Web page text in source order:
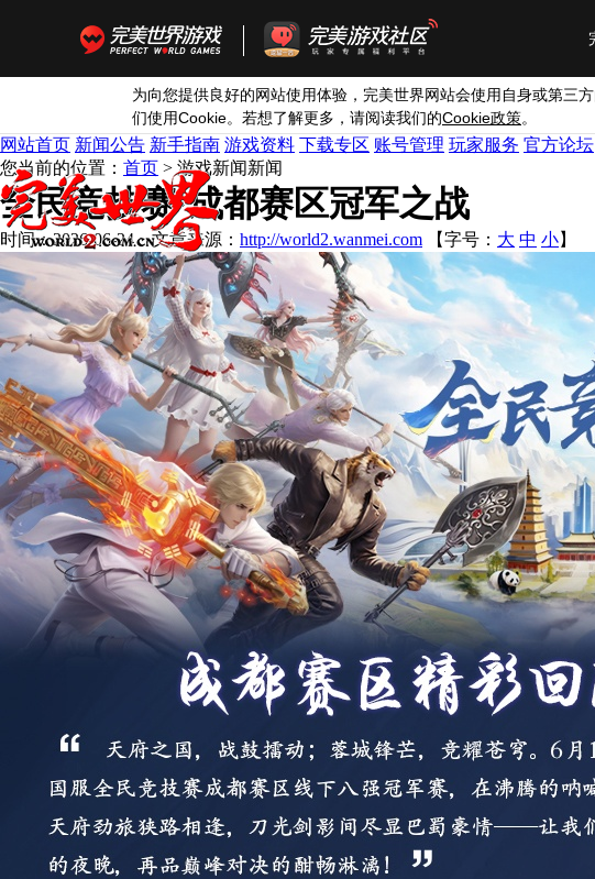
为向您提供良好的网站使用体验，完美世界网站会使用自身或第三
们使用Cookie。若想了解更多，请阅读我们的Cookie政策。
网站首页 新闻公告 新手指南 游戏资料 下载专区 账号管理 玩家服务 官方论坛
您当前的位置： 首页 > 游戏新闻新闻
全民竞技赛·成都赛区冠军之战
时间：2026-06-24 文章来源： http://world2.wanmei.com 【字号： 大 中 小】